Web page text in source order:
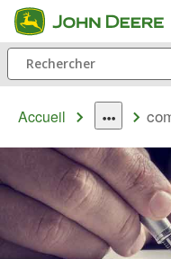
Passer au contenu
Rechercher
Accueil
dropdown
toggle
compte